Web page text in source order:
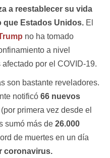
a reestablecer su vida
que Estados Unidos. El
no ha tomado
a nivel
por el COVID-19.
son bastante reveladores.
notificó 66 nuevos
primera vez desde el
sumó más de 26.000
de muertes en un día
coronavirus.